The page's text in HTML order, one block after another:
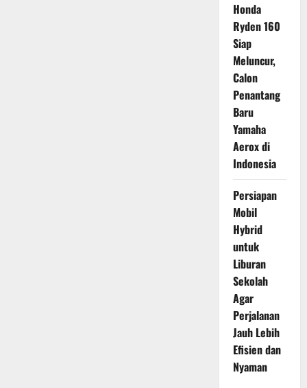
Honda
Ryden 160
Siap
Meluncur,
Calon
Penantang
Baru
Yamaha
Aerox di
Indonesia
Persiapan
Mobil
Hybrid
untuk
Liburan
Sekolah
Agar
Perjalanan
Jauh Lebih
Efisien dan
Nyaman